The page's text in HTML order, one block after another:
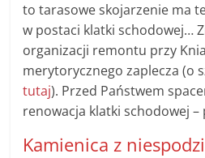
to tarasowe skojarzenie ma
w postaci klatki schodowej…
organizacji remontu przy
merytorycznego zaplecza (o
tutaj). Przed Państwem
renowacja klatki schodowej –
Kamienica z